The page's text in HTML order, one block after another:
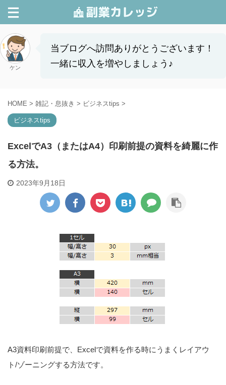
ケン
当ブログへ訪問ありがとうございます！
一緒に収入を増やしましょう♪
HOME > 雑記・息抜き > ビジネスtips >
ビジネスtips
ExcelでA3（またはA4）印刷前提の資料を綺麗に作
る方法。
2023年9月18日
A3資料印刷前提で、Excelで資料を作る時にうまくレイアウ
ト/ゾーニングする方法です。